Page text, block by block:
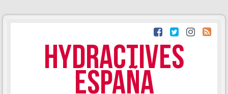
HYDRACTIVES
ESPAÑA